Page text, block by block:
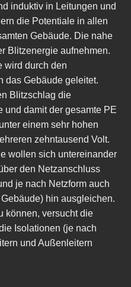
induktiv in Leitungen und
die Potentiale in allen
Gebäude. Die nahe
Blitzenergie aufnehmen.
wird durch den
das Gebäude geleitet.
Blitzschlag die
und damit der gesamte PE
einem sehr hohen
zehntausend Volt.
wollen sich untereinander
den Netzanschluss
je nach Netzform auch
hin ausgleichen.
können, versucht die
Isolationen (je nach
und Außenleitern